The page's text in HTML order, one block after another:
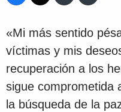
«Mi más sentido
víctimas y mis
recuperación a los
sigue comprometida
la búsqueda de la